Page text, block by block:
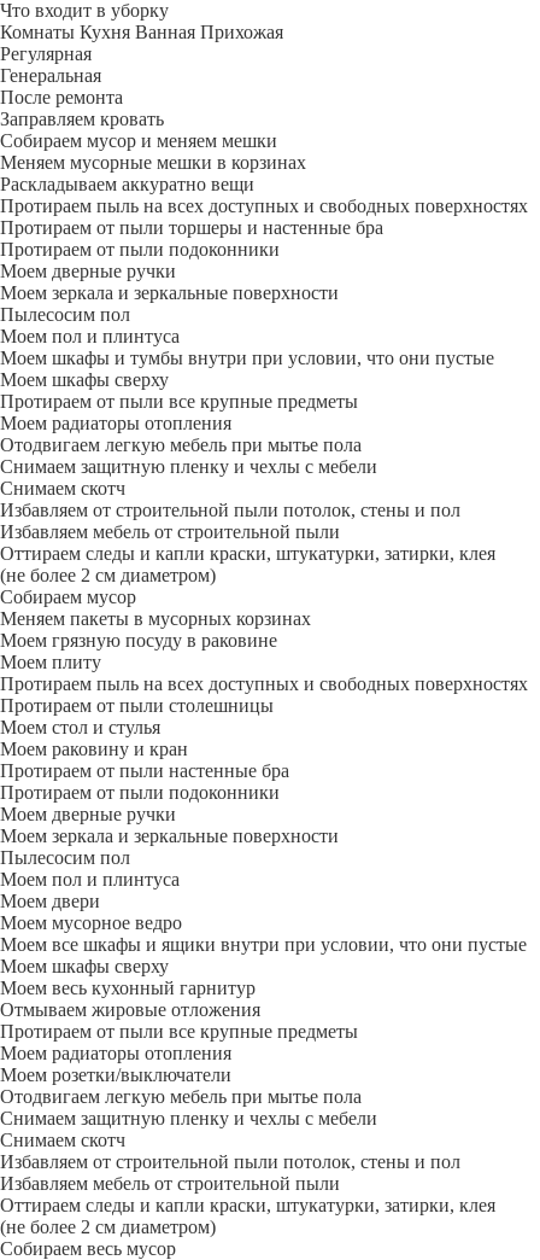
Что входит в уборку
Регу­лярная
Гене­ральная
После ремонта
Заправляем кровать
Собираем мусор и меняем мешки
Меняем мусорные мешки в корзинах
Раскладываем аккуратно вещи
Протираем пыль на всех доступных и свободных поверхностях
Протираем от пыли торшеры и настенные бра
Протираем от пыли подоконники
Моем дверные ручки
Моем зеркала и зеркальные поверхности
Пылесосим пол
Моем пол и плинтуса
Моем шкафы и тумбы внутри при условии, что они пустые
Моем шкафы сверху
Протираем от пыли все крупные предметы
Моем радиаторы отопления
Отодвигаем легкую мебель при мытье пола
Снимаем защитную пленку и чехлы с мебели
Снимаем скотч
Избавляем от строительной пыли потолок, стены и пол
Избавляем мебель от строительной пыли
Оттираем следы и капли краски, штукатурки, затирки, клея
(не более 2 см диаметром)
Собираем мусор
Меняем пакеты в мусорных корзинах
Моем грязную посуду в раковине
Моем плиту
Протираем пыль на всех доступных и свободных поверхностях
Протираем от пыли столешницы
Моем стол и стулья
Моем раковину и кран
Протираем от пыли настенные бра
Протираем от пыли подоконники
Моем дверные ручки
Моем зеркала и зеркальные поверхности
Пылесосим пол
Моем пол и плинтуса
Моем двери
Моем мусорное ведро
Моем все шкафы и ящики внутри при условии, что они пустые
Моем шкафы сверху
Моем весь кухонный гарнитур
Отмываем жировые отложения
Протираем от пыли все крупные предметы
Моем радиаторы отопления
Моем розетки/выключатели
Отодвигаем легкую мебель при мытье пола
Снимаем защитную пленку и чехлы с мебели
Снимаем скотч
Избавляем от строительной пыли потолок, стены и пол
Избавляем мебель от строительной пыли
Оттираем следы и капли краски, штукатурки, затирки, клея
(не более 2 см диаметром)
Собираем весь мусор